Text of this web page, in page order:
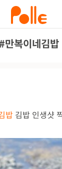
만복이네김밥
밥 김밥 인생샷